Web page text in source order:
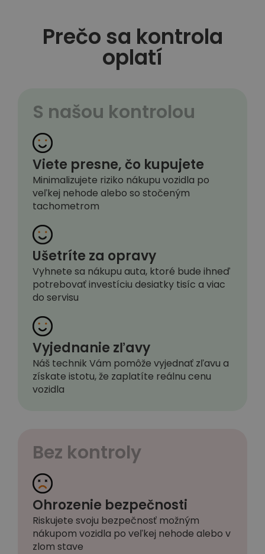
Prečo sa kontrola
oplatí
S našou kontrolou
Viete presne, čo kupujete
Minimalizujete riziko nákupu vozidla po
veľkej nehode alebo so stočeným
tachometrom
Ušetríte za opravy
Vyhnete sa nákupu auta, ktoré bude ihneď
potrebovať investíciu desiatky tisíc a viac
do servisu
Vyjednanie zľavy
Náš technik Vám pomôže vyjednať zľavu a
získate istotu, že zaplatíte reálnu cenu
vozidla
Bez kontroly
Ohrozenie bezpečnosti
Riskujete svoju bezpečnosť možným
nákupom vozidla po veľkej nehode alebo v
zlom stave